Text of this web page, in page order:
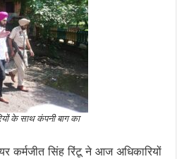
के साथ कंपनी बाग का
कर्मजीत सिंह रिंटू ने आज अधिकारियों